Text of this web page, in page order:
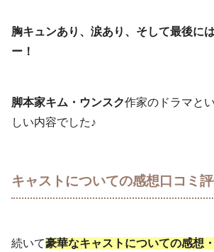
胸キュンあり、涙あり、そして最後に
ー！
脚本家キム・ウンスク作家のドラマと
しい内容でした♪
キャストについての感想口コミ
続いて豪華なキャストについての感想